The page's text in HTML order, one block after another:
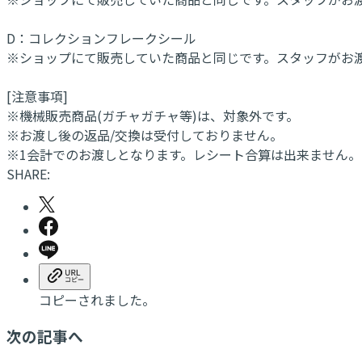
D：コレクションフレークシール
※ショップにて販売していた商品と同じです。スタッフがお
[注意事項]
※機械販売商品(ガチャガチャ等)は、対象外です。
※お渡し後の返品/交換は受付しておりません。
※1会計でのお渡しとなります。レシート合算は出来ません。
SHARE:
コピーされました。
次の記事へ